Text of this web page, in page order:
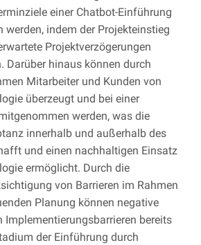
einer Chatbot-Einführung
werden, indem der Projekteinstieg
Projektverzögerungen
Darüber hinaus können durch
Mitarbeiter und Kunden von
überzeugt und bei einer
werden, was die
innerhalb und außerhalb des
und einen nachhaltigen Einsatz
ermöglicht. Durch die
von Barrieren im Rahmen
Planung können negative
Implementierungsbarrieren bereits
der Einführung durch